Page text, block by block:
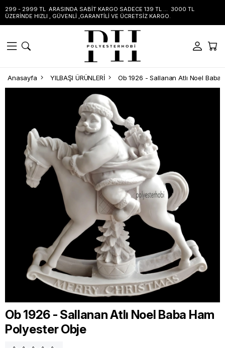
299 - 2999 TL ARASINDA SABİT KARGO SADECE 139 TL ... 3000 TL
ÜZERİNDE HIZLI , GÜVENLİ ,GARANTİLİ VE ÜCRETSİZ KARGO.
Anasayfa YILBAŞI ÜRÜNLERİ Ob 1926 - Sallanan Atlı Noel Baba
Ob 1926 - Sallanan Atlı Noel Baba Ham
Polyester Obje